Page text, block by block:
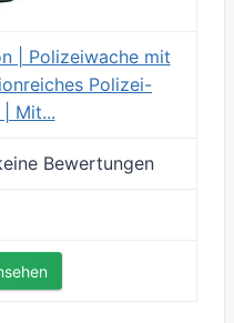
| Polizeiwache mit
Polizei-
Mit...
Bewertungen